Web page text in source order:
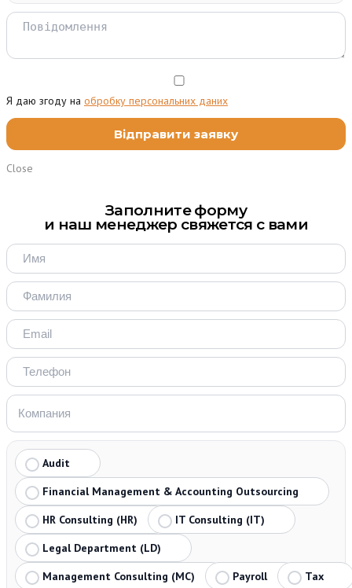
Я даю згоду на обробку персональних даних
Close
Заполните форму
и наш менеджер свяжется с вами
Audit
Financial Management & Accounting Outsourcing
HR Consulting (HR)
IT Consulting (IT)
Legal Department (LD)
Management Consulting (MC)
Payroll Tax